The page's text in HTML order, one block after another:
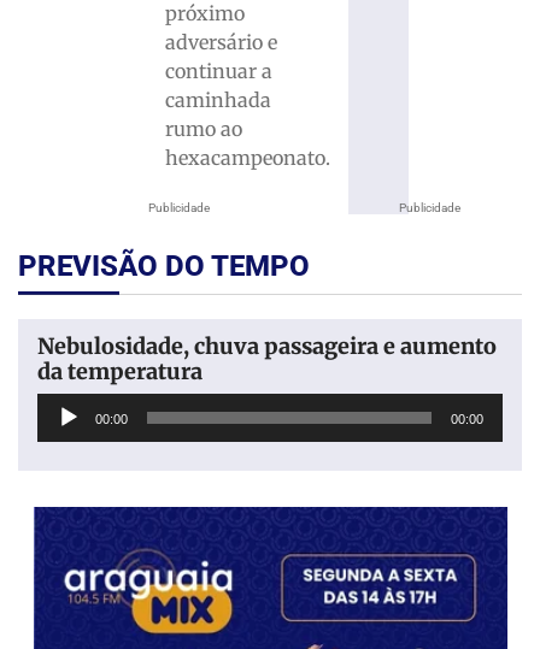
Publicidade
próximo
adversário e
continuar a
caminhada
rumo ao
hexacampeonato.
Publicidade
PREVISÃO DO TEMPO
Nebulosidade, chuva passageira e aumento
da temperatura
Tocador
00:00 00:00